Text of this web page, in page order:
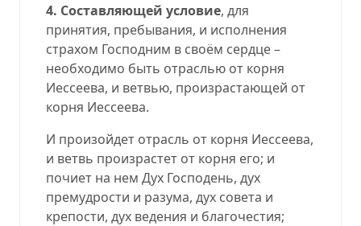
4. Составляющей условие, для
принятия, пребывания, и исполнения
страхом Господним в своём сердце –
необходимо быть отраслью от корня
Иессеева, и ветвью, произрастающей от
корня Иессеева.
И произойдет отрасль от корня Иессеева,
и ветвь произрастет от корня его; и
почиет на нем Дух Господень, дух
премудрости и разума, дух совета и
крепости, дух ведения и благочестия;